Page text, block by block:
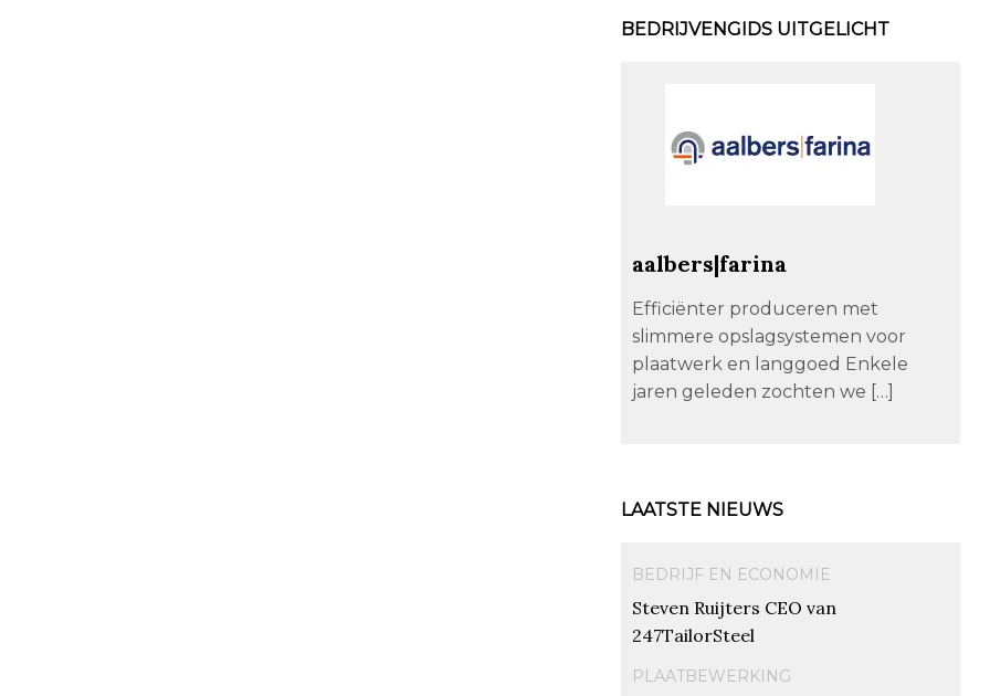
BEDRIJVENGIDS UITGELICHT
aalbers|farina
Efficiënter produceren met
slimmere opslagsystemen voor
plaatwerk en langgoed Enkele
jaren geleden zochten we […]
LAATSTE NIEUWS
BEDRIJF EN ECONOMIE
Steven Ruijters CEO van
247TailorSteel
PLAATBEWERKING